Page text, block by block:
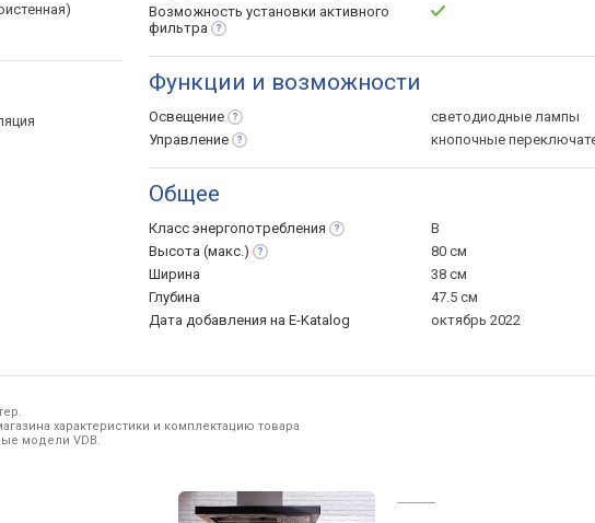
Возможность установки активного
фильтра
Функции и возможности
Освещение
светодиодные лампы
Управление
кнопочные
Общее
Класс энергопотребления
B
Высота (макс.)
80 см
Ширина
38 см
Глубина
47.5 см
Дата добавления на E-Katalog
октябрь 2022
характеристики и комплектацию товара
модели VDB.